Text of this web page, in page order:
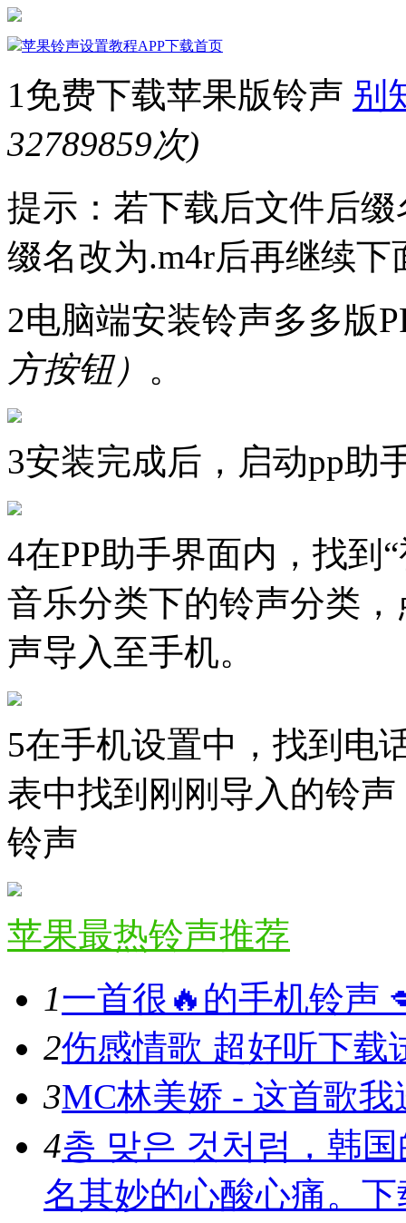
苹果铃声设置教程APP下载首页
1免费下载苹果版铃声 别
32789859次)
提示：若下载后文件后缀
缀名改为.m4r后再继续下
2电脑端安装铃声多多版
方按钮） 。
3安装完成后，启动pp助
4在PP助手界面内，找到
音乐分类下的铃声分类
声导入至手机。
5在手机设置中，找到电
表中找到刚刚导入的铃
铃声
苹果最热铃声推荐
1一首很🔥的手机铃声
2伤感情歌 超好听下载
3MC林美娇 - 这首歌我
4총 맞은 것처럼，韩
名其妙的心酸心痛。 下